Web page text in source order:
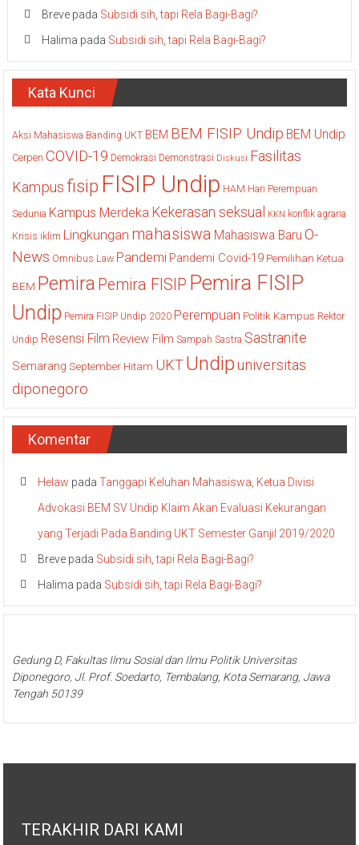
Brevepada Subsidi sih, tapi Rela Bagi-Bagi?
Halima pada Subsidi sih, tapi Rela Bagi-Bagi?
Kata Kunci
Aksi Mahasiswa Banding UKT BEM BEM FISIP Undip BEM Undip
Cerpen COVID-19 Demokrasi Demonstrasi Diskusi Fasilitas
Kampus fisip FISIP Undip HAM Hari Perempuan
Sedunia Kampus Merdeka Kekerasan seksual KKN konflik agraria
Krisis iklim Lingkungan mahasiswa Mahasiswa Baru O-
News Omnibus Law Pandemi Pandemi Covid-19 Pemilihan Ketua
BEM Pemira Pemira FISIP Pemira FISIP
Undip Pemira FISIP Undip 2020 Perempuan Politik Kampus Rektor
Undip Resensi Film Review Film Sampah Sastra Sastranite
Semarang September Hitam UKTUndipuniversitas
diponegoro
Komentar
Helaw padaTanggapi Keluhan Mahasiswa, Ketua Divisi
Advokasi BEM SV Undip Klaim Akan Evaluasi Kekurangan
yang Terjadi Pada Banding UKT Semester Ganjil 2019/2020
Breve pada Subsidi sih, tapi Rela Bagi-Bagi?
Halima pada Subsidi sih, tapi Rela Bagi-Bagi?
Gedung D, Fakultas Ilmu Sosial dan Ilmu Politik Universitas
Diponegoro, Jl. Prof. Soedarto, Tembalang, Kota Semarang, Jawa
Tengah 50139
TERAKHIR DARI KAMI